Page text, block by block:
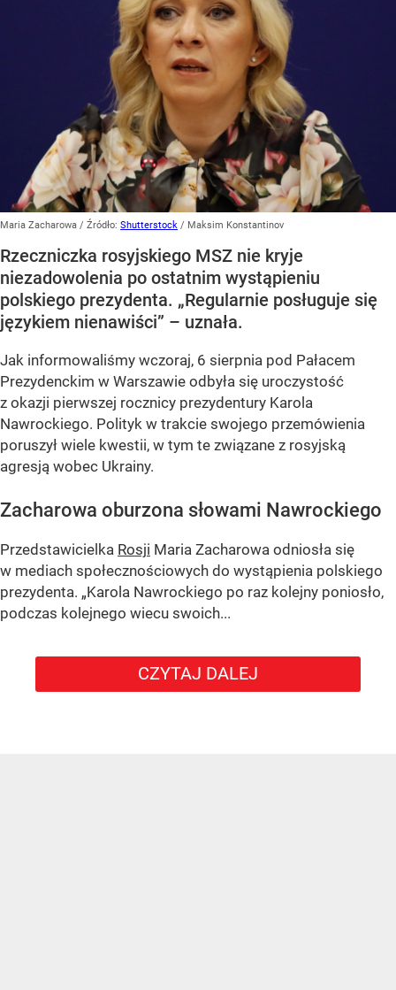
Maria Zacharowa / Źródło: Shutterstock / Maksim Konstantinov
Rzeczniczka rosyjskiego MSZ nie kryje
niezadowolenia po ostatnim wystąpieniu
polskiego prezydenta. „Regularnie posługuje się
językiem nienawiści” – uznała.
Jak informowaliśmy wczoraj, 6 sierpnia pod Pałacem
Prezydenckim w Warszawie odbyła się uroczystość
z okazji pierwszej rocznicy prezydentury Karola
Nawrockiego. Polityk w trakcie swojego przemówienia
poruszył wiele kwestii, w tym te związane z rosyjską
agresją wobec Ukrainy.
Zacharowa oburzona słowami Nawrockiego
Przedstawicielka Rosji Maria Zacharowa odniosła się
w mediach społecznościowych do wystąpienia polskiego
prezydenta. „Karola Nawrockiego po raz kolejny poniosło,
podczas kolejnego wiecu swoich...
CZYTAJ DALEJ